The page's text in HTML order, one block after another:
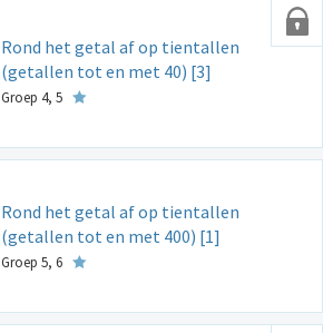
Rond het getal af op tientallen
(getallen tot en met 40) [3]
Groep 4, 5
Rond het getal af op tientallen
(getallen tot en met 400) [1]
Groep 5, 6